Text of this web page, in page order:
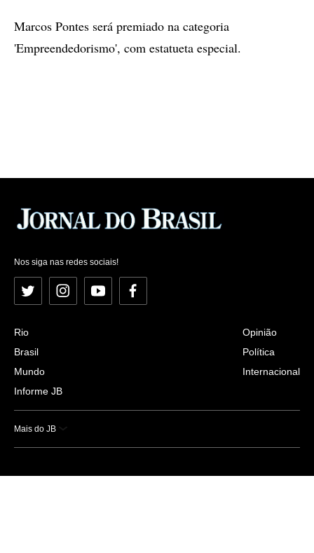
Marcos Pontes será premiado na categoria
'Empreendedorismo', com estatueta especial.
Nos siga nas redes sociais!
Twitter InstagramYouTubeFacebook
Rio
Brasil
Mundo
Informe JB
Opinião
Política
Internacional
Mais do JB
Esportes